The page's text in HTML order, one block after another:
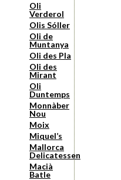
Oli
Verderol
Olis Sóller
Oli de
Muntanya
Oli des Pla
Oli des
Mirant
Oli
Duntemps
Monnàber
Nou
Moix
Miquel’s
Mallorca
Delicatessen
Macià
Batle